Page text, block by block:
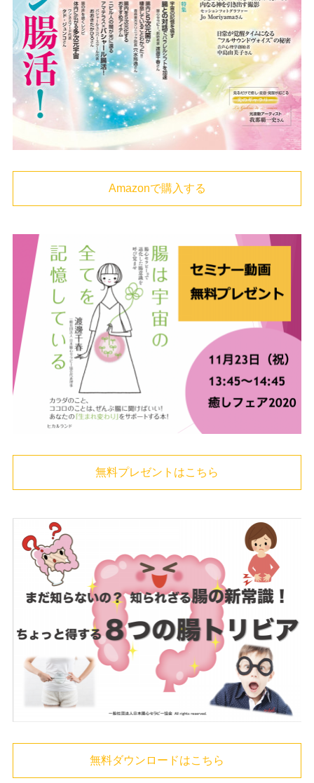
Amazonで購入する
無料プレゼントはこちら
無料ダウンロードはこちら